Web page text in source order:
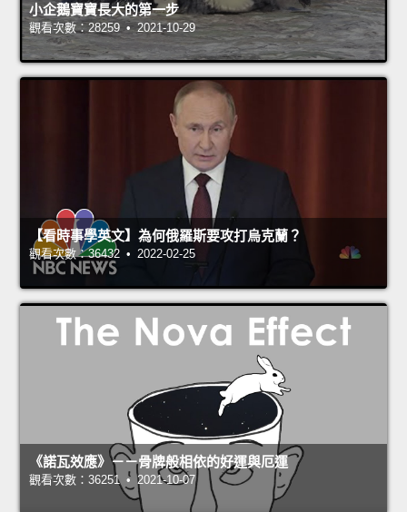
小企鵝寶寶長大的第一步
觀看次數：28259 • 2021-10-29
【看時事學英文】為何俄羅斯要攻打烏克蘭？
觀看次數：36432 • 2022-02-25
《諾瓦效應》－－骨牌般相依的好運與厄運
觀看次數：36251 • 2021-10-07